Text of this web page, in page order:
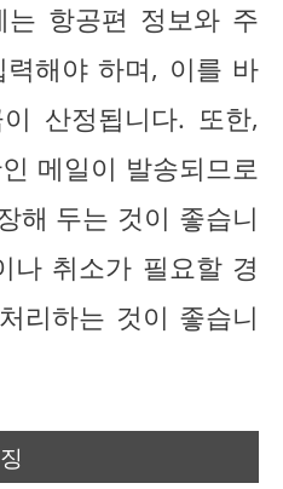
는 항공편 정보와 주
해야 하며, 이를 바
산정됩니다. 또한,
메일이 발송되므로
해 두는 것이 좋습니
나 취소가 필요할 경
리하는 것이 좋습니